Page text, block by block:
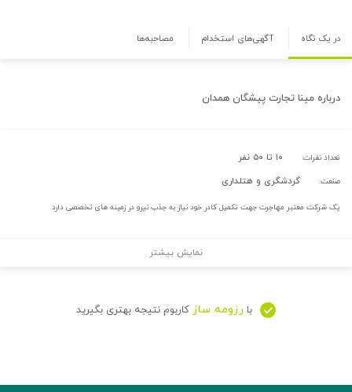
در یک نگاه آگهی‌های استخدام مصاحبه‌ها
درباره مینا تجارت پیشگان همدان
تعداد نفرات: ۱۰ تا ۵۰ نفر
صنعت: گردشگری و هتلداری
یک شرکت معتبر مهاجرت جهت تکمیل کادر خود نیاز به جذب نیرو در زمینه های تخصصی دارد.
نمایش بیشتر
با رزومه ساز کاربوم نتیجه بهتری بگیرید